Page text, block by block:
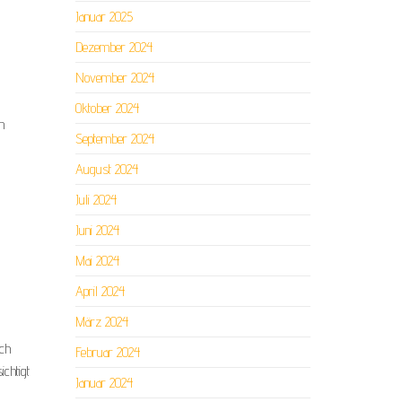
Januar 2025
Dezember 2024
November 2024
Oktober 2024
September 2024
August 2024
Juli 2024
Juni 2024
Mai 2024
April 2024
März 2024
Februar 2024
Januar 2024